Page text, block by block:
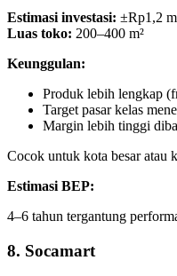
Estimasi investasi: ±Rp1,2
Luas toko: 200–400 m²
Keunggulan:
Produk lebih lengkap
Target pasar kelas
Margin lebih tinggi
Cocok untuk kota besar atau
Estimasi BEP:
4–6 tahun tergantung
8. Socamart